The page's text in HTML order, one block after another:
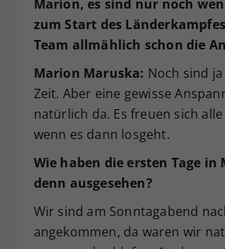
Marion, es sind nur noch
zum Start des
Team allmählich schon die
Marion Maruska: Noch sind
Zeit. Aber eine gewisse
natürlich da. Es freuen sich
wenn es dann losgeht.
Wie haben die ersten Tage in
denn ausgesehen?
Wir sind am Sonntagabend
angekommen, da waren wir